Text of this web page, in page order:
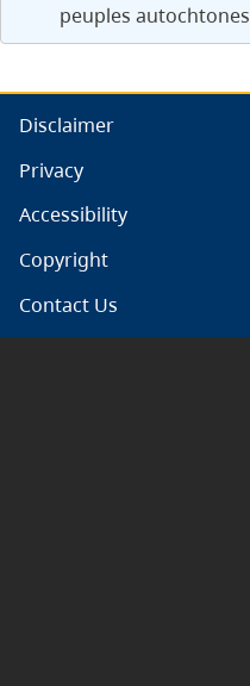
peuples autochtones
Disclaimer
Privacy
Accessibility
Copyright
Contact Us